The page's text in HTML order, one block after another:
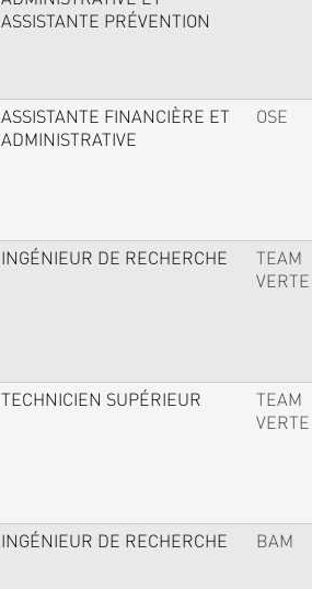
ASSISTANTE PRÉVENTION
ASSISTANTE FINANCIÈRE ET
ADMINISTRATIVE
OSE
INGÉNIEUR DE RECHERCHE
TEAM
VERTE
TECHNICIEN SUPÉRIEUR
TEAM
VERTE
INGÉNIEUR DE RECHERCHE BAM